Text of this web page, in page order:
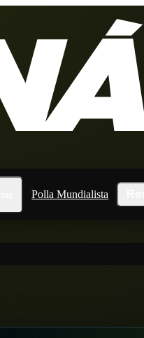
Polla Mundialista